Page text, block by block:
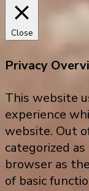
Close
Privacy
This website
experience
website. Out
categorized
browser as
of basic